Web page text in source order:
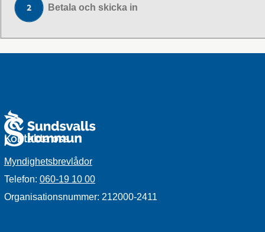
Betala och skicka in
Kontakta oss
Myndighetsbrevlådor
Telefon: 060-19 10 00
Organisationsnummer: 212000-2411